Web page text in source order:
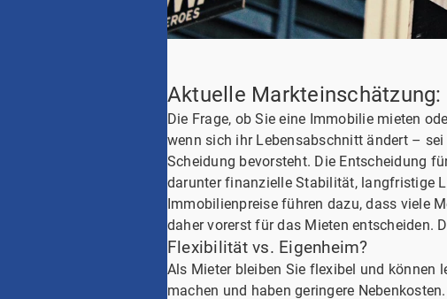
Aktuelle
Die Frage, ob Sie eine Immobilie mieten
wenn sich ihr Lebensabschnitt ändert –
Scheidung bevorsteht. Die Entscheidung
darunter finanzielle Stabilität, langfristige
Immobilienpreise führen dazu, dass viele
daher vorerst für das Mieten entscheiden.
Flexibilität vs. Eigenheim?
Als Mieter bleiben Sie flexibel und können
machen und haben geringere